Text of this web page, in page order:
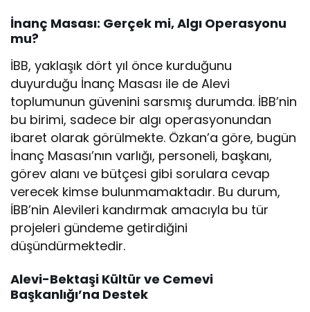
İnanç Masası: Gerçek mi, Algı Operasyonu
mu?
İBB, yaklaşık dört yıl önce kurduğunu
duyurduğu İnanç Masası ile de Alevi
toplumunun güvenini sarsmış durumda. İBB’nin
bu birimi, sadece bir algı operasyonundan
ibaret olarak görülmekte. Özkan’a göre, bugün
İnanç Masası’nın varlığı, personeli, başkanı,
görev alanı ve bütçesi gibi sorulara cevap
verecek kimse bulunmamaktadır. Bu durum,
İBB’nin Alevileri kandırmak amacıyla bu tür
projeleri gündeme getirdiğini
düşündürmektedir.
Alevi-Bektaşi Kültür ve Cemevi
Başkanlığı’na Destek